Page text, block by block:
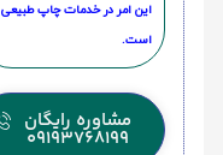
این امر در خدمات چاپ طبیعی
است.
مشاوره رایگان
09193768199